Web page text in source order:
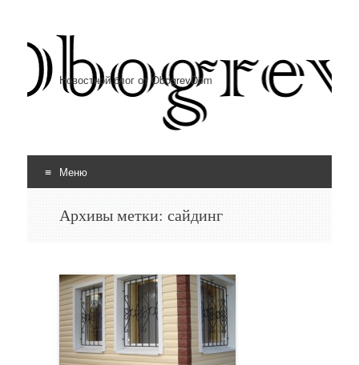
Новостной блог от ObogrevDom
Меню
Архивы метки: сайдинг